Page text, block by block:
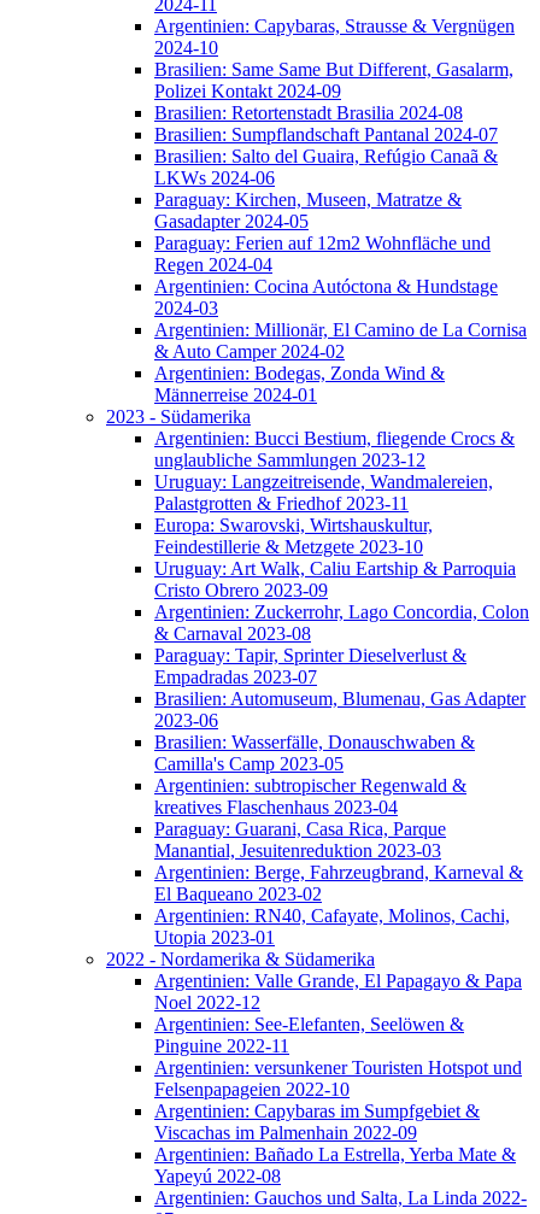
2024-11
Argentinien: Capybaras, Strausse & Vergnügen
2024-10
Brasilien: Same Same But Different, Gasalarm,
Polizei Kontakt 2024-09
Brasilien: Retortenstadt Brasilia 2024-08
Brasilien: Sumpflandschaft Pantanal 2024-07
Brasilien: Salto del Guaira, Refúgio Canaã &
LKWs 2024-06
Paraguay: Kirchen, Museen, Matratze &
Gasadapter 2024-05
Paraguay: Ferien auf 12m2 Wohnfläche und
Regen 2024-04
Argentinien: Cocina Autóctona & Hundstage
2024-03
Argentinien: Millionär, El Camino de La Cornisa
& Auto Camper 2024-02
Argentinien: Bodegas, Zonda Wind &
Männerreise 2024-01
2023 - Südamerika
Argentinien: Bucci Bestium, fliegende Crocs &
unglaubliche Sammlungen 2023-12
Uruguay: Langzeitreisende, Wandmalereien,
Palastgrotten & Friedhof 2023-11
Europa: Swarovski, Wirtshauskultur,
Feindestillerie & Metzgete 2023-10
Uruguay: Art Walk, Caliu Eartship & Parroquia
Cristo Obrero 2023-09
Argentinien: Zuckerrohr, Lago Concordia, Colon
& Carnaval 2023-08
Paraguay: Tapir, Sprinter Dieselverlust &
Empadradas 2023-07
Brasilien: Automuseum, Blumenau, Gas Adapter
2023-06
Brasilien: Wasserfälle, Donauschwaben &
Camilla's Camp 2023-05
Argentinien: subtropischer Regenwald &
kreatives Flaschenhaus 2023-04
Paraguay: Guarani, Casa Rica, Parque
Manantial, Jesuitenreduktion 2023-03
Argentinien: Berge, Fahrzeugbrand, Karneval &
El Baqueano 2023-02
Argentinien: RN40, Cafayate, Molinos, Cachi,
Utopia 2023-01
2022 - Nordamerika & Südamerika
Argentinien: Valle Grande, El Papagayo & Papa
Noel 2022-12
Argentinien: See-Elefanten, Seelöwen &
Pinguine 2022-11
Argentinien: versunkener Touristen Hotspot und
Felsenpapageien 2022-10
Argentinien: Capybaras im Sumpfgebiet &
Viscachas im Palmenhain 2022-09
Argentinien: Bañado La Estrella, Yerba Mate &
Yapeyú 2022-08
Argentinien: Gauchos und Salta, La Linda 2022-